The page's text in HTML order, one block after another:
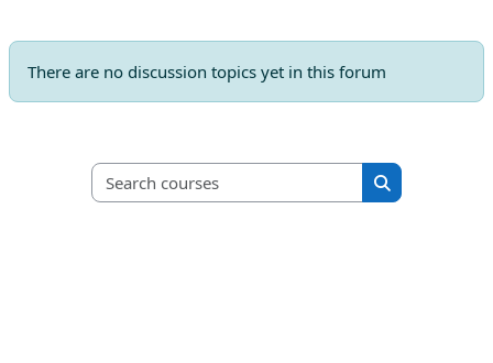
There are no discussion topics yet in this forum
Search courses
Search courses